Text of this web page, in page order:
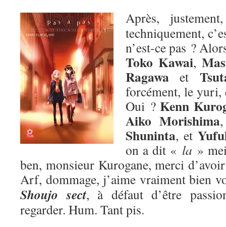
Après,
techniquement,
n’est-ce pas ?
Toko Kawai,
Ragawa et
forcément, le yuri,
Oui ?Kenn
Aiko Morishima
Shuninta, et
on a dit « la »
ben, monsieur Kurogane, merci
Arf, dommage, j’aime vraiment bien
Shoujo sect, à défaut d’être
regarder. Hum. Tant pis.